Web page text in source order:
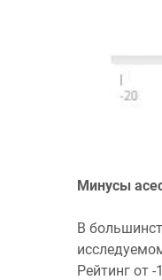
Минусы
В
Рейтинг от